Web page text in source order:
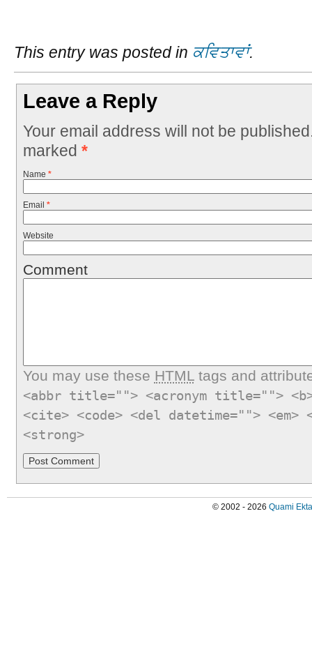
This entry was posted in ਕਵਿਤਾਵਾਂ.
Leave a Reply
Your email address will not be
marked *
Name *
Email *
Website
Comment
You may use these HTMLtags and
<abbr title=""> <acronym title="">
<cite> <code> <del datetime="">
<strong>
© 2002 - 2026 Quami